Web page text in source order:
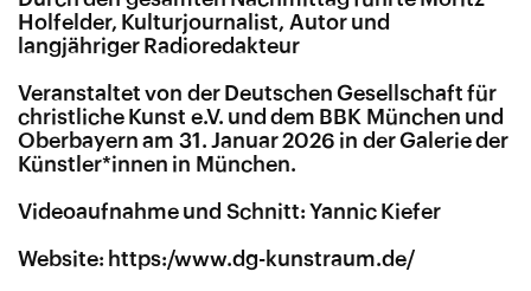
Holfelder, Kulturjournalist, Autor und
langjähriger Radioredakteur
Veranstaltet von der Deutschen Gesellschaft für
christliche Kunst e.V. und dem BBK München und
Oberbayern am 31. Januar 2026 in der Galerie der
Künstler*innen in München.
Videoaufnahme und Schnitt: Yannic Kiefer
Website: https:/www.dg-kunstraum.de/